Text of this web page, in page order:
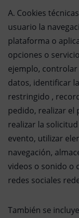
A. Cookies
usuario la
plataforma o
opciones o
ejemplo,
datos, identificar
restringido ,
pedido, realizar el
realizar la
evento, utilizar
navegación,
videos o sonido o
redes sociales
También se